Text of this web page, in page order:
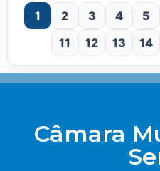
1 2 3 4 5
11
12 13 14
Câmara